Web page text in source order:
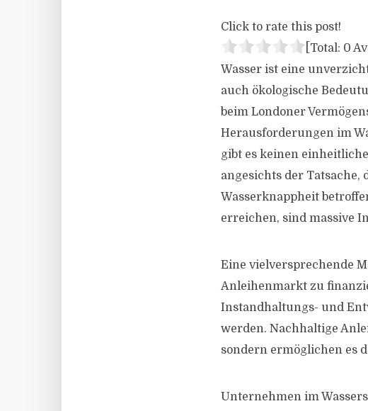
Click to rate this post!
[Total: 0
Wasser ist eine
auch ökologische
beim Londoner
Herausforderungen im
gibt es keinen
angesichts der Tatsache,
Wasserknappheit
erreichen, sind massive
Eine vielversprechende
Anleihenmarkt zu
Instandhaltungs- und
werden. Nachhaltige
sondern ermöglichen es
Unternehmen im